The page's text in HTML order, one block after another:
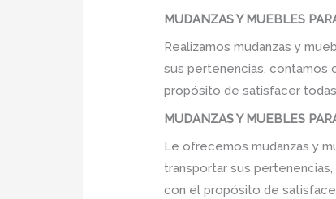
MUDANZAS Y MUEBLES
Realizamos mudanzas y
sus pertenencias, contamos
propósito de satisfacer
MUDANZAS Y MUEBLES
Le ofrecemos mudanzas y
transportar sus
con el propósito de